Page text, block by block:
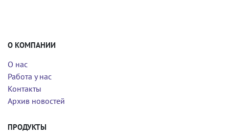
О КОМПАНИИ
О нас
Работа у нас
Контакты
Архив новостей
ПРОДУКТЫ